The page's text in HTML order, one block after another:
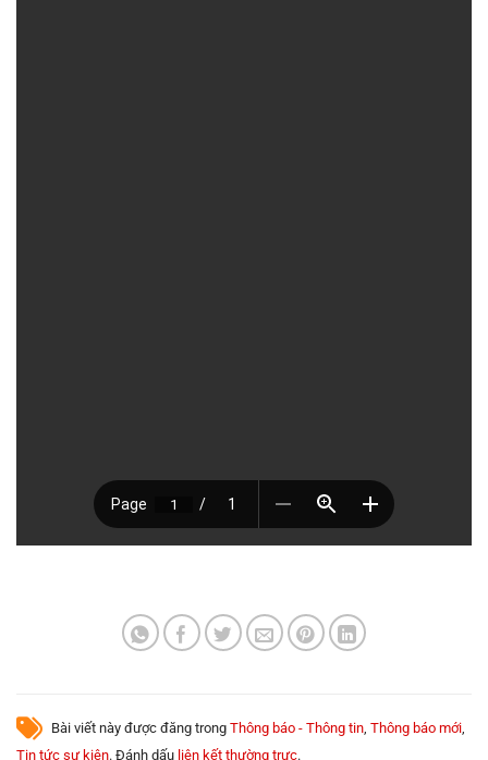
Bài viết này được đăng trong Thông báo - Thông tin, Thông báo mới,
Tin tức sự kiện. Đánh dấu liên kết thường trực.